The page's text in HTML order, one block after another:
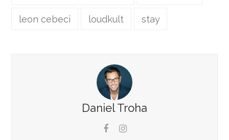
leon cebeci loudkult stay
Daniel Troha
Facebook
Instagram